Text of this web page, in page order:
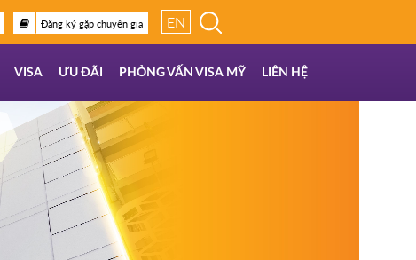
Đăng ký gặp chuyên gia EN
VISA ƯU ĐÃI PHỎNG VẤN VISA MỸ LIÊN HỆ